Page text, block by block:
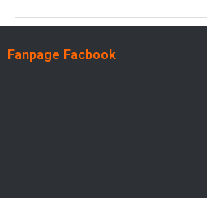
Fanpage Facbook